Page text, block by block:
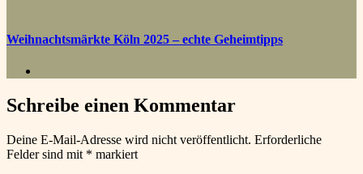
Weihnachtsmärkte Köln 2025 – echte Geheimtipps
Schreibe einen Kommentar
Deine E-Mail-Adresse wird nicht veröffentlicht. Erforderliche
Felder sind mit * markiert